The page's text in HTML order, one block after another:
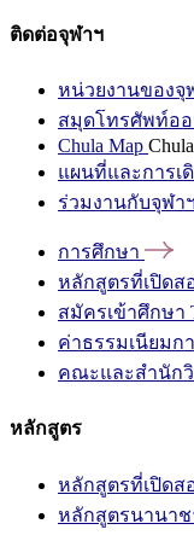
ติดต่อจุฬาฯ
หน่วยงานของจุ
สมุดโทรศัพท์อ
Chula Map
แผนที่และการเ
ร่วมงานกับจุฬาฯ
การศึกษา
หลักสูตรที่เปิดส
สมัครเข้าศึกษา
ค่าธรรมเนียมก
คณะและสำนัก
หลักสูตร
หลักสูตรที่เปิดส
หลักสูตรนานาช